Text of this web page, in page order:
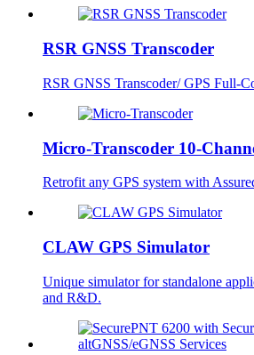
RSR GNSS Transcoder
RSR GNSS Transcoder/ GPS Full-
Micro-Transcoder 10-
Retrofit any GPS system with
CLAW GPS Simulator
Unique simulator for standalone
and R&D.